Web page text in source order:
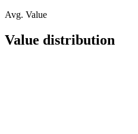
Avg. Value
Value distribution